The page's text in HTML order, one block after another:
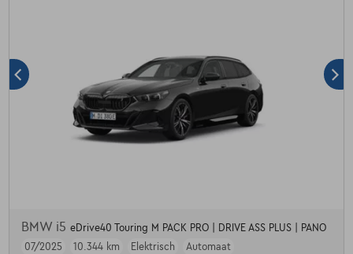
BMW i5 eDrive40 Touring M PACK PRO | DRIVE ASS PLUS | PANO
07/2025
10.344 km Elektrisch
Automaat